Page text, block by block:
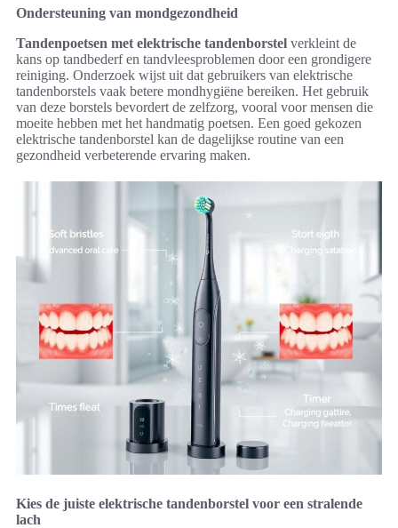
Ondersteuning van mondgezondheid
Tandenpoetsen met elektrische tandenborstel verkleint de
kans op tandbederf en tandvleesproblemen door een grondigere
reiniging. Onderzoek wijst uit dat gebruikers van elektrische
tandenborstels vaak betere mondhygiëne bereiken. Het gebruik
van deze borstels bevordert de zelfzorg, vooral voor mensen die
moeite hebben met het handmatig poetsen. Een goed gekozen
elektrische tandenborstel kan de dagelijkse routine van een
gezondheid verbeterende ervaring maken.
Kies de juiste elektrische tandenborstel voor een stralende
lach